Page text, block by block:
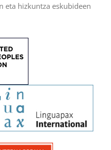
eta hizkuntza eskubideen